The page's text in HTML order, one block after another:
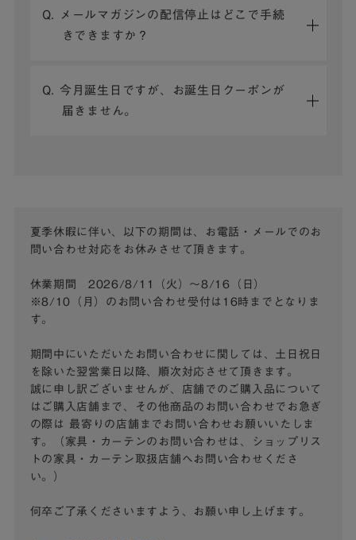
Q. メールマガジンの配信停止はどこで手続
きできますか？
Q. 今月誕生日ですが、お誕生日クーポンが
届きません。
夏季休暇に伴い、以下の期間は、お電話・メールでのお
問い合わせ対応をお休みさせて頂きます。
休業期間 2026/8/11（火）～8/16（日）
※8/10（月）のお問い合わせ受付は16時までとなりま
す。
期間中にいただいたお問い合わせに関しては、土日祝日
を除いた翌営業日以降、順次対応させて頂きます。
誠に申し訳ございませんが、店舗でのご購入品について
はご購入店舗まで、その他商品のお問い合わせでお急ぎ
の際は
最寄りの店舗までお問い合わせお願いいたしま
す。（家具・カーテンのお問い合わせは、ショップリス
トの家具・カーテン取扱店舗へお問い合わせくださ
い。）
何卒ご了承くださいますよう、お願い申し上げます。